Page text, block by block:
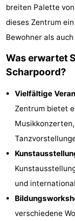
Resort
Nieuwvliet-
De
Meulinge
-
EuroParcs
-
Noordzee
Résidence
Cadzand-
Bad
Resort
Nieuwvliet-
Bad
Schoneveld
Strand
Resort
Nieuwvliet-
Waterdunen
Zonneweelde
breiten Palette
dieses Zentrum
Bewohner als
Was erwartet
Scharpoord?
Vielfältige
Zentrum bietet
und
verschiedene